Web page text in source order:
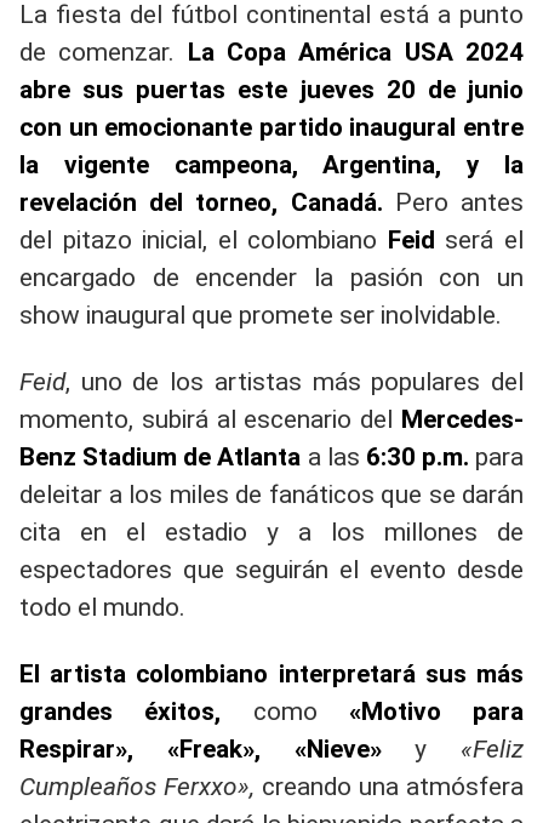
La fiesta del fútbol continental está a punto
de comenzar. La Copa América USA 2024
abre sus puertas este jueves 20 de junio
con un emocionante partido inaugural entre
la vigente campeona, Argentina, y la
revelación del torneo, Canadá. Pero antes
del pitazo inicial, el colombiano Feid será el
encargado de encender la pasión con un
show inaugural que promete ser inolvidable.
Feid, uno de los artistas más populares del
momento, subirá al escenario del Mercedes-
Benz Stadium de Atlanta a las 6:30 p.m. para
deleitar a los miles de fanáticos que se darán
cita en el estadio y a los millones de
espectadores que seguirán el evento desde
todo el mundo.
El artista colombiano interpretará sus más
grandes éxitos, como «Motivo para
Respirar», «Freak», «Nieve»y «Feliz
Cumpleaños Ferxxo», creando una atmósfera